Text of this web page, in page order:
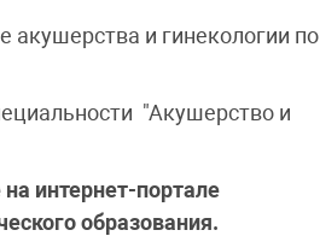
и гинекологии по
"Акушерство и
интернет-портале
образования.